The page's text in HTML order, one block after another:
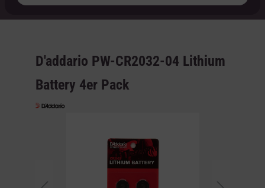
D'addario PW-CR2032-04 Lithium
Battery 4er Pack